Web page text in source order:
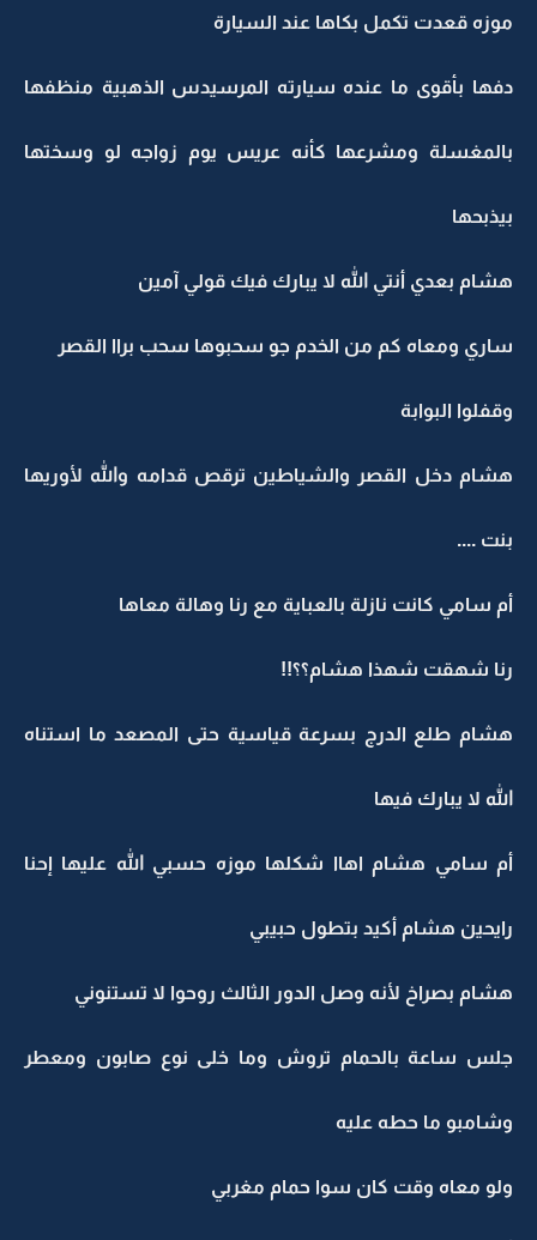
موزه قعدت تكمل بكاها عند السيارة
دفها بأقوى ما عنده سيارته المرسيدس الذهبية منظفها
بالمغسلة ومشرعها كأنه عريس يوم زواجه لو وسختها
بيذبحها
هشام بعدي أنتي الله لا يبارك فيك قولي آمين
ساري ومعاه كم من الخدم جو سحبوها سحب براا القصر
وقفلوا البوابة
هشام دخل القصر والشياطين ترقص قدامه والله لأوريها
بنت ....
أم سامي كانت نازلة بالعباية مع رنا وهالة معاها
رنا شهقت شهذا هشام؟؟!!
هشام طلع الدرج بسرعة قياسية حتى المصعد ما استناه
الله لا يبارك فيها
أم سامي هشام اهاا شكلها موزه حسبي الله عليها إحنا
رايحين هشام أكيد بتطول حبيبي
هشام بصراخ لأنه وصل الدور الثالث روحوا لا تستنوني
جلس ساعة بالحمام تروش وما خلى نوع صابون ومعطر
وشامبو ما حطه عليه
ولو معاه وقت كان سوا حمام مغربي